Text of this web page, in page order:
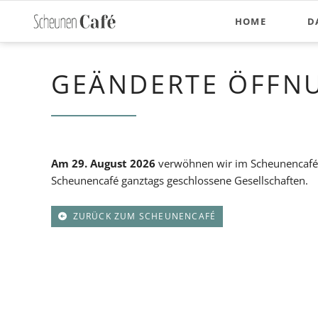
HOME
GEÄNDERTE
Am 29. August 2026 verwöhnen wir im
Scheunencafé ganztags geschlossene Gesellschaften.
ZURÜCK ZUM SCHEUNENCAFÉ